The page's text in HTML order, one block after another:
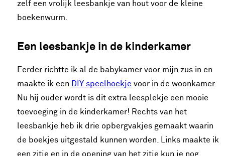
zelf een vrolijk leesbankje van hout voor de kleine
boekenwurm.
Een leesbankje in de kinderkamer
Eerder richtte ik al de babykamer voor mijn zus in en
maakte ik een
DIY speelhoekje voor in de woonkamer.
Nu hij ouder wordt is dit extra leesplekje een mooie
toevoeging in de kinderkamer! Rechts van het
leesbankje heb ik drie opbergvakjes gemaakt waarin
de boekjes uitgestald kunnen worden. Links maakte ik
een zitje en in de opening van het zitje kun je nog